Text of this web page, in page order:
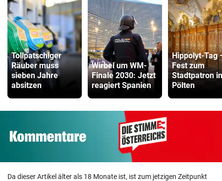
Tollpatschiger
Räuber muss
sieben Jahre
absitzen
Wirbel um WM-
Finale 2030: Jetzt
reagiert Spanien
Hippolyt-Tag
Fest zum
Stadtpatron
Pölten
Da dieser Artikel älter als 18 Monate ist, ist zum jetzigen Zeitpunkt